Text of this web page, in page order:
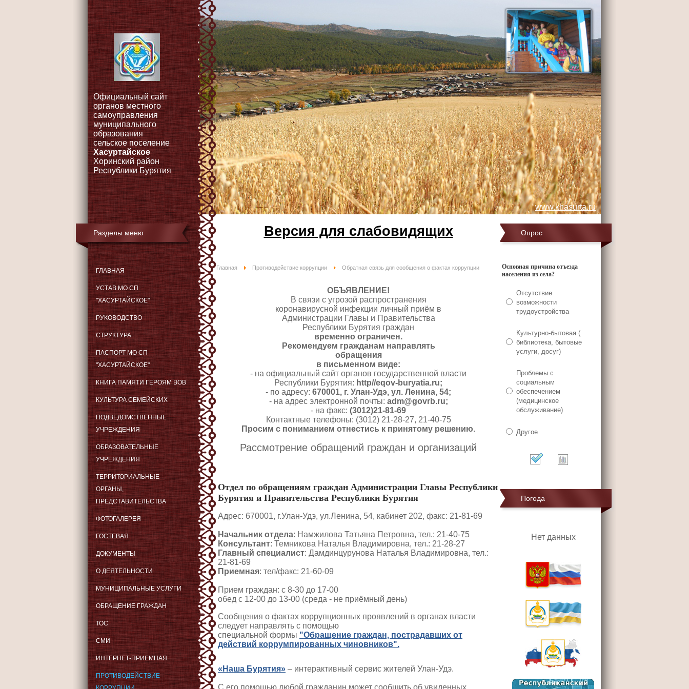
Официальный сайт
органов местного
самоуправления
муниципального
образования
сельское поселение
Хасуртайское
Хоринский район
Республики Бурятия
www.khasurta.ru
Разделы меню
ГЛАВНАЯ
УСТАВ МО СП
"ХАСУРТАЙСКОЕ"
РУКОВОДСТВО
СТРУКТУРА
ПАСПОРТ МО СП
"ХАСУРТАЙСКОЕ"
КНИГА ПАМЯТИ ГЕРОЯМ ВОВ
КУЛЬТУРА СЕМЕЙСКИХ
ПОДВЕДОМСТВЕННЫЕ
УЧРЕЖДЕНИЯ
ОБРАЗОВАТЕЛЬНЫЕ
УЧРЕЖДЕНИЯ
ТЕРРИТОРИАЛЬНЫЕ
ОРГАНЫ,
ПРЕДСТАВИТЕЛЬСТВА
ФОТОГАЛЕРЕЯ
ГОСТЕВАЯ
ДОКУМЕНТЫ
О ДЕЯТЕЛЬНОСТИ
МУНИЦИПАЛЬНЫЕ УСЛУГИ
ОБРАЩЕНИЕ ГРАЖДАН
ТОС
СМИ
ИНТЕРНЕТ-ПРИЕМНАЯ
ПРОТИВОДЕЙСТВИЕ
Версия для слабовидящих
Главная Противодействие коррупции Обратная связь для сообщения о фактах коррупции
ОБЪЯВЛЕНИЕ!
В связи с угрозой распространения
коронавирусной инфекции личный приём в
Администрации Главы и Правительства
Республики Бурятия граждан
временно ограничен.
Рекомендуем гражданам направлять
обращения
в письменном виде:
- на официальный сайт органов государственной власти
Республики Бурятия: http//eqov-buryatia.ru;
- по адресу: 670001, г. Улан-Удэ, ул. Ленина, 54;
- на адрес электронной почты: adm@govrb.ru;
- на факс: (3012)21-81-69
Контактные телефоны: (3012) 21-28-27, 21-40-75
Просим с пониманием отнестись к принятому решению.
Рассмотрение обращений граждан и организаций
Отдел по обращениям граждан Администрации Главы Республики
Бурятия и Правительства Республики Бурятия
Адрес: 670001, г.Улан-Удэ, ул.Ленина, 54, кабинет 202, факс: 21-81-69
Начальник отдела: Намжилова Татьяна Петровна, тел.: 21-40-75
Консультант: Темникова Наталья Владимировна, тел.: 21-28-27
Главный специалист: Дамдинцурунова Наталья Владимировна, тел.:
21-81-69
Приемная: тел/факс: 21-60-09
Прием граждан: с 8-30 до 17-00
обед с 12-00 до 13-00 (среда - не приёмный день)
Сообщения о фактах коррупционных проявлений в органах власти
следует направлять с помощью
специальной формы "Обращение граждан, пострадавших от
действий коррумпированных чиновников".
«Наша Бурятия» – интерактивный сервис жителей Улан-Удэ.
С его помощью любой гражданин может сообщить об увиденных
Опрос
Основная причина отъезда
населения из села?
Отсутствие
возможности
трудоустройства
Культурно-бытовая (
библиотека, бытовые
услуги, досуг)
Проблемы с
социальным
обеспечением
(медицинское
обслуживание)
Другое
Погода
Нет данных